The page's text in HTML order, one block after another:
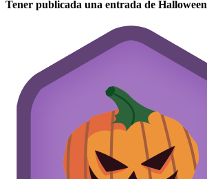
Tener publicada una entrada de Halloween